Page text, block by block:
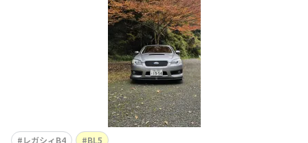
レガシィB4 BL5